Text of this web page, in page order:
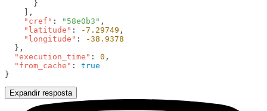
    "cref"
: "58e0b3"
    "latitude"
: -7.29749
    "longitude"
:
  "execution_time"
: 0
  "from_cache"
:
Expandir resposta